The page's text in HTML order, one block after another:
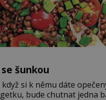
šunkou
když si k němu dáte
bude chutnat jedna